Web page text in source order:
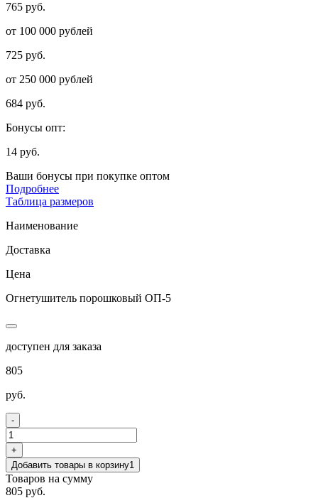
765 руб.
от 100 000 рублей
725 руб.
от 250 000 рублей
684 руб.
Бонусы опт:
14 руб.
Ваши бонусы при покупке оптом
Подробнее
Таблица размеров
Наименование
Доставка
Цена
Огнетушитель порошковый ОП-5
доступен для заказа
805
руб.
-
+
Добавить товары в корзину1
Товаров на сумму
805 руб.